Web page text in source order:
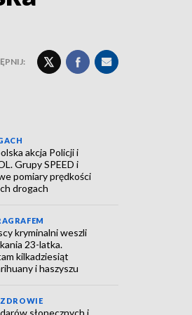
akcja Policji i
Grupy SPEED i
pomiary prędkości
drogach
kryminalni weszli
23-latka.
kilkadziesiąt
i haszyszu
słonecznych i